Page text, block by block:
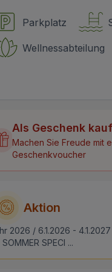
Parkplatz
Wellnessabteilung
Als Geschenk
Machen Sie Freude mit
Geschenkvoucher
Aktion
2026 / 6.1.2026 -
SPECI ...